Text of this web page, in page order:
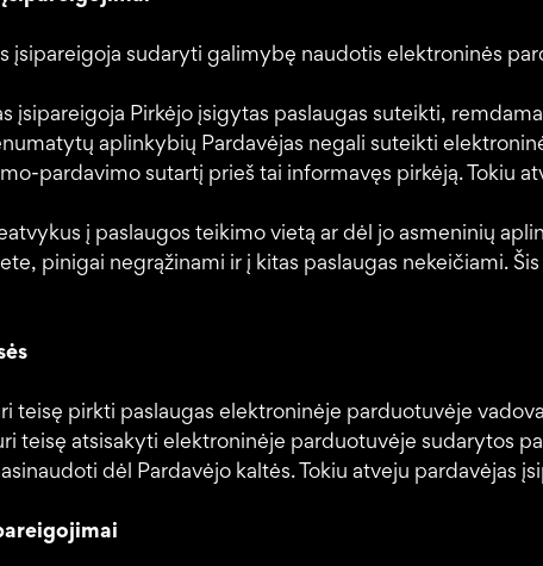
įsipareigoja sudaryti galimybę naudotis elektroninės
įsipareigoja Pirkėjo įsigytas paslaugas suteikti,
aplinkybių Pardavėjas negali suteikti
pardavimo sutartį prieš tai informavęs pirkėją. Tokiu
į paslaugos teikimo vietą ar dėl jo asmeninių
pinigai negrąžinami ir į kitas paslaugas nekeičiami.
teisę pirkti paslaugas elektroninėje parduotuvėje
teisę atsisakyti elektroninėje parduotuvėje sudarytos
dėl Pardavėjo kaltės. Tokiu atveju pardavėjas